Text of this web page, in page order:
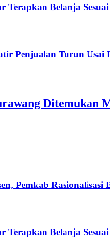
Terapkan Belanja
Penjualan Turun Usai
Ditemukan
Pemkab Rasionalisasi
Terapkan Belanja